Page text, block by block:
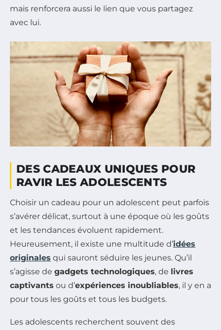
mais renforcera aussi le lien que vous partagez
avec lui.
DES CADEAUX UNIQUES POUR
RAVIR LES ADOLESCENTS
Choisir un cadeau pour un adolescent peut parfois
s’avérer délicat, surtout à une époque où les goûts
et les tendances évoluent rapidement.
Heureusement, il existe une multitude d’idées
originales qui sauront séduire les jeunes. Qu’il
s’agisse de gadgets technologiques, de livres
captivants ou d’expériences inoubliables, il y en a
pour tous les goûts et tous les budgets.
Les adolescents recherchent souvent des